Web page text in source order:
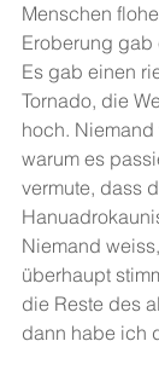
Menschen
Eroberung gab
Es gab einen
Tornado, die
hoch.
warum es
vermute, dass
Niemand
überhaupt
die Reste des
dann habe ich